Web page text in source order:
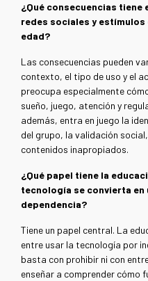
¿Qué consecuencias
redes sociales y estímulos
edad?
Las consecuencias pueden
contexto, el tipo de uso y el
preocupa especialmente
sueño, juego, atención y
además, entra en juego la
del grupo, la validación
contenidos inapropiados.
¿Qué papel tiene la
tecnología se convierta
dependencia?
Tiene un papel central. La
entre usar la tecnología por
basta con prohibir ni con
enseñar a comprender cómo